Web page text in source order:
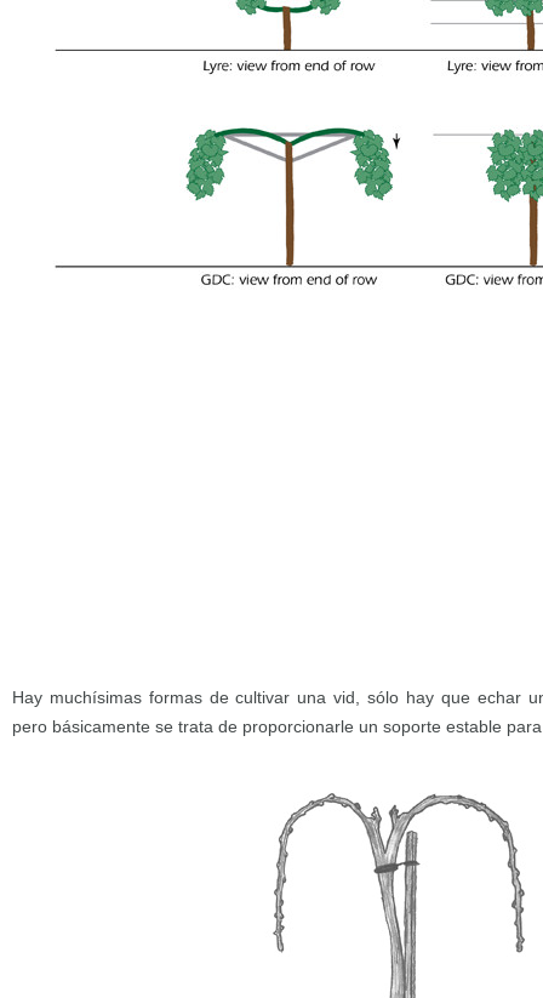
Hay muchísimas formas de cultivar una vid, sólo hay que echar
pero básicamente se trata de proporcionarle un soporte estable